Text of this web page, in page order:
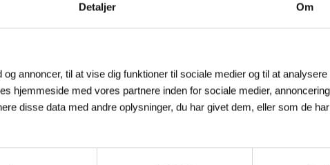
Detaljer Om
annoncer, til at vise dig funktioner til sociale medier og til at
hjemmeside med vores partnere inden for sociale medier,
disse data med andre oplysninger, du har givet dem, eller som de
systemet. De leverer også den nødvendige strømmen